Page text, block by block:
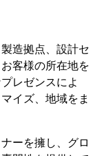
造拠点、設計セ
客様の所在地を
レゼンスによ
イズ、地域をま
ーを擁し、グロ